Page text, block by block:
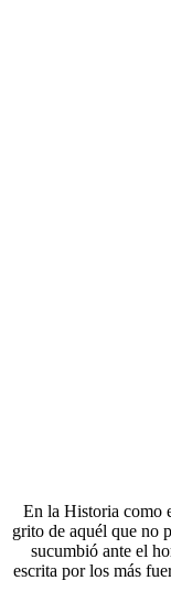
En la Historia como
grito de aquél que no
sucumbió ante el
escrita por los más